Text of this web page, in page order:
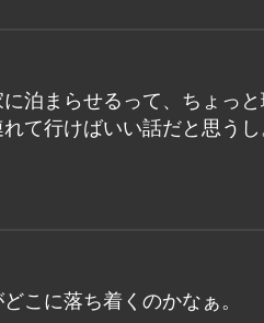
泊まらせるって、ちょっと
て行けばいい話だと思うし
こに落ち着くのかなぁ。